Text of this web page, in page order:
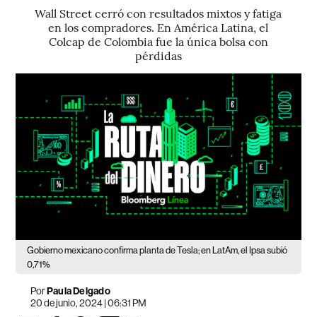
Wall Street cerró con resultados mixtos y fatiga
en los compradores. En América Latina, el
Colcap de Colombia fue la única bolsa con
pérdidas
Gobierno mexicano confirma planta de Tesla; en LatAm, el Ipsa subió
0,71%
PorPaula Delgado
20 de junio, 2024 | 06:31 PM